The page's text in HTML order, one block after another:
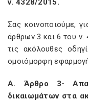
ν. 4328/2015.
Σας κοινοποιούμε,
άρθρων 3 και 6 του
τις ακόλουθες
ομοιόμορφη
Α. Άρθρο 3-
δικαιωμάτων στα